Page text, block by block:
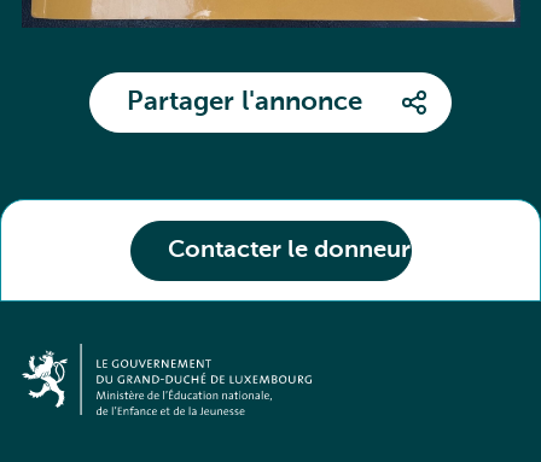
Contacter le donneur
Partager l'annonce